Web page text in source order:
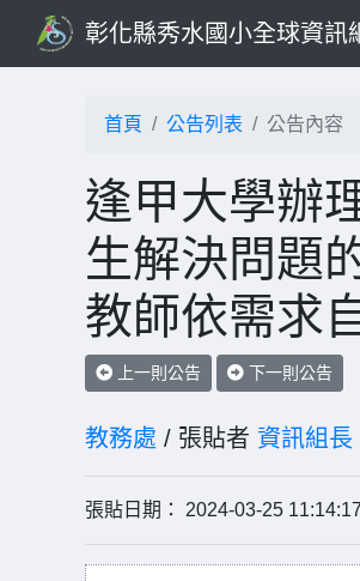
彰化縣秀水國小全球資訊
首頁 公告列表 公告內容
逢甲大學辦
生解決問題
教師依需求
上一則公告 下一則公告
教務處 / 張貼者 資訊組長
張貼日期： 2024-03-25